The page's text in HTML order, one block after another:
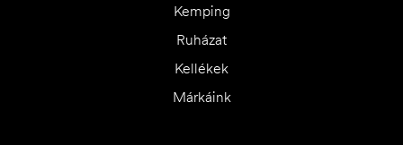
Kemping
Ruházat
Kellékek
Márkáink